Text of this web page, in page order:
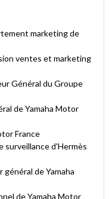
marketing de
ventes et marketing
Général du Groupe
de Yamaha Motor
France
surveillance d'Hermès
de Yamaha
de Yamaha Motor